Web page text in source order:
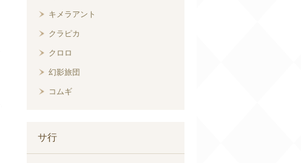
キメラアント
クラピカ
クロロ
幻影旅団
コムギ
サ行